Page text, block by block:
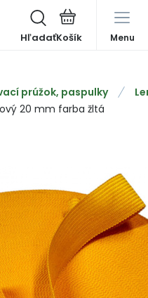
Hľadať Menu
prúžok, paspulky
20 mm farba žltá